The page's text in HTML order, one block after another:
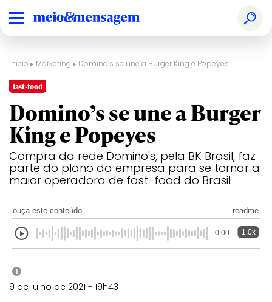
Início ▸ Marketing ▸ Domino’s se une a Burger King e Popeyes
fast-food
Domino’s se une a Burger
King e Popeyes
Compra da rede Domino's, pela BK Brasil, faz
parte do plano da empresa para se tornar a
maior operadora de fast-food do Brasil
ouça este conteúdo readme
0:00 1.0x
i
9 de julho de 2021 - 19h43